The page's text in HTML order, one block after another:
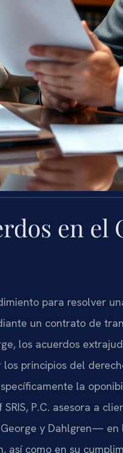
en el
para resolver
un contrato de
los acuerdos
los principios del
la
P.C. asesora a
y Dahlgren— en
así como en su